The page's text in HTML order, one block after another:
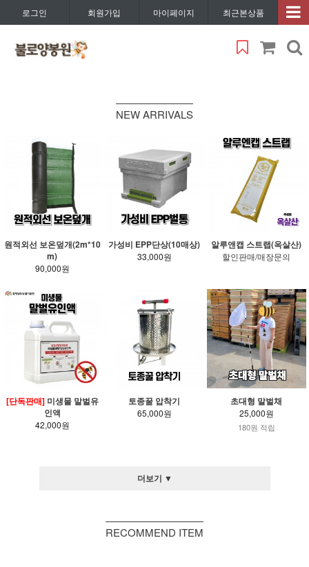
로그인 회원가입 마이페이지 최근본상품
NEW ARRIVALS
원적외선 보온덮개(2m*10
m)
90,000원
가성비 EPP단상(10매상)
33,000원
알루앤캡 스트랩(옥살산)
할인판매/매장문의
[단독판매]미생물 말벌유
인액
42,000원
토종꿀 압착기
65,000원
초대형 말벌채
25,000원
180원 적립
더보기 ▼
RECOMMEND ITEM